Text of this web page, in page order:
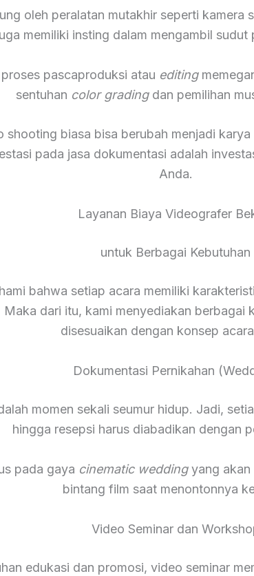
oleh peralatan mutakhir seperti kamera
memiliki insting dalam mengambil sudut
pascaproduksi atau editing
sentuhan color gradingdan pemilihan
shooting biasa bisa berubah menjadi
pada jasa dokumentasi adalah
Anda.
Layanan Biaya Videografer
untuk Berbagai Kebutuhan
bahwa setiap acara memiliki
Maka dari itu, kami menyediakan berbagai
disesuaikan dengan konsep
Dokumentasi Pernikahan
momen sekali seumur hidup. Jadi,
hingga resepsi harus diabadikan dengan
pada gaya cinematic weddingyang akan
bintang film saat menontonnya
Video Seminar dan
edukasi dan promosi, video seminar